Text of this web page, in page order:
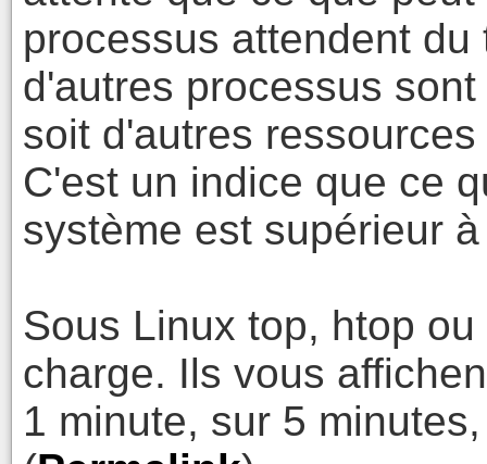
processus attendent
d'autres processus
soit d'autres
C'est un indice que ce
système est supérieur
Sous Linux top, htop
charge. Ils vous
1 minute, sur 5